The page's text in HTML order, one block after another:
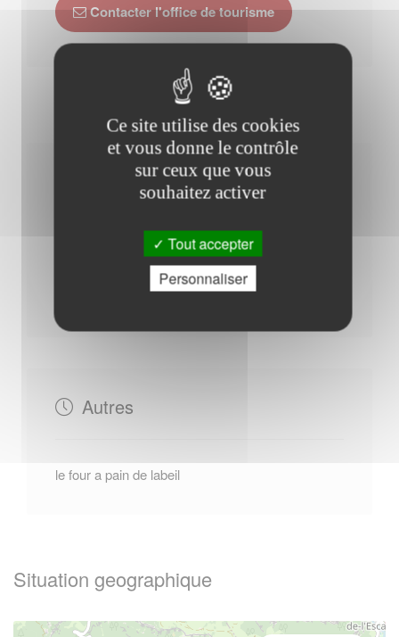
Contacter l'office de tourisme
Horaires Mairie
Mercredi : - 14h30 à 19h00
Lundi : - 14h00 à 17h00
Autres
le four a pain de labeil
Situation geographique
Ce site utilise des cookies
et vous donne le contrôle
sur ceux que vous
souhaitez activer
Tout accepter
Personnaliser